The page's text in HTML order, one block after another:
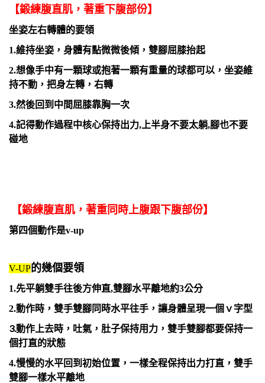
【鍛練腹直肌，著重下腹部份】
坐姿左右轉體的要領
1.維持坐姿，身體有點微微後傾，雙腳屈膝抬起
2.想像手中有一顆球或抱著一顆有重量的球都可以，坐姿維
持不動，把身左轉，右轉
3.然後回到中間屈膝靠胸一次
4.記得動作過程中核心保持出力,上半身不要太躺,腳也不要
碰地
【鍛練腹直肌，著重同時上腹跟下腹部份】
第四個動作是v-up
V-UP的幾個要領
1.先平躺雙手往後方伸直,雙腳水平離地約3公分
2.動作時，雙手雙腳同時水平往手，讓身體呈現一個ｖ字型
3.動作上去時，吐氣，肚子保持用力，雙手雙腳都要保持一
個打直的狀態
4.慢慢的水平回到初始位置，一樣全程保持出力打直，雙手
雙腳一樣水平離地